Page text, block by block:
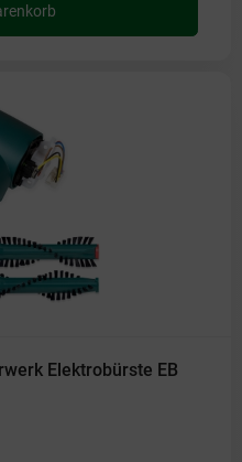
Elektrobürste EB